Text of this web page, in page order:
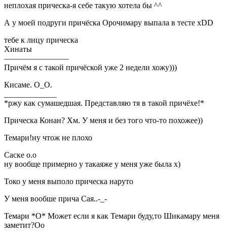
неплохая прическа-я себе такую хотела бы ^^
А у моей подруги причёска Орочимару выпала в тесте xDD
тебе к лицу прическа
Хинаты
————————
Причём я с такой причёской уже 2 недели хожу)))
Кисаме. О_О.
*ржу как сумашедшая. Представляю тя в такой причёхе!*
Прическа Конан? Хм. У меня и без того что-то похожее))
Темари!ну чтож не плохо
Саске о.о
ну вообще примерно у такаяже у меня уже была х)
Токо у меня выполо прическа наруто
У меня вообше прича Сая..-_-
Темари *О* Может если я как Темари буду,то Шикамару меня
заметит?Оо